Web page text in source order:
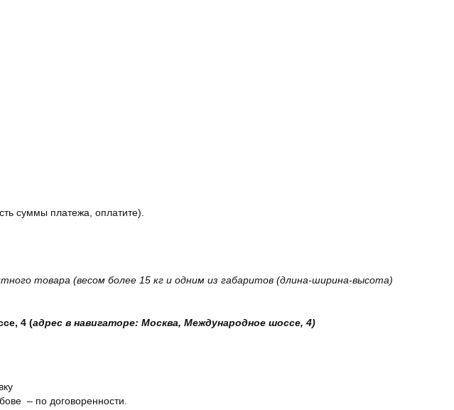
суммы платежа, оплатите).
товара (весом более 15 кг и одним из габаритов (длина-ширина-высота)
4 (адрес в навигаторе: Москва, Международное шоссе, 4)
– по договоренности.